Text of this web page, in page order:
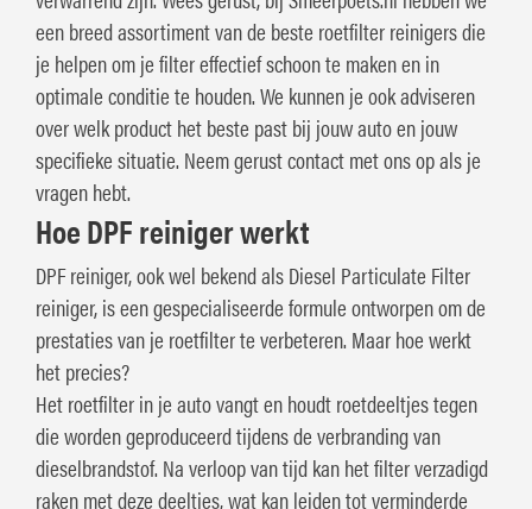
een breed assortiment van de beste roetfilter reinigers die
je helpen om je filter effectief schoon te maken en in
optimale conditie te houden. We kunnen je ook adviseren
over welk product het beste past bij jouw auto en jouw
specifieke situatie. Neem gerust contact met ons op als je
vragen hebt.
Hoe DPF reiniger werkt
DPF reiniger, ook wel bekend als Diesel Particulate Filter
reiniger, is een gespecialiseerde formule ontworpen om de
prestaties van je roetfilter te verbeteren. Maar hoe werkt
het precies?
Het roetfilter in je auto vangt en houdt roetdeeltjes tegen
die worden geproduceerd tijdens de verbranding van
dieselbrandstof. Na verloop van tijd kan het filter verzadigd
raken met deze deeltjes, wat kan leiden tot verminderde